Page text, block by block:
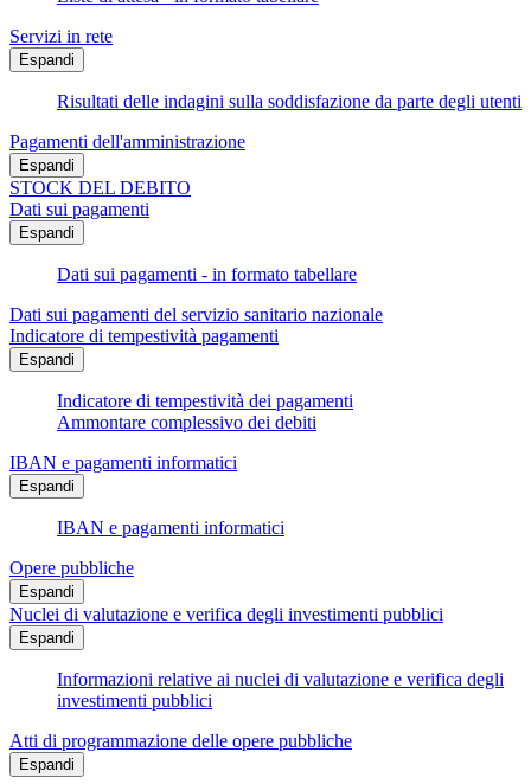
Servizi in rete
Espandi
Risultati delle indagini sulla soddisfazione da parte degli utenti
Pagamenti dell'amministrazione
Espandi
STOCK DEL DEBITO
Dati sui pagamenti
Espandi
Dati sui pagamenti - in formato tabellare
Dati sui pagamenti del servizio sanitario nazionale
Indicatore di tempestività pagamenti
Espandi
Indicatore di tempestività dei pagamenti
Ammontare complessivo dei debiti
IBAN e pagamenti informatici
Espandi
IBAN e pagamenti informatici
Opere pubbliche
Espandi
Nuclei di valutazione e verifica degli investimenti pubblici
Espandi
Informazioni relative ai nuclei di valutazione e verifica degli
investimenti pubblici
Atti di programmazione delle opere pubbliche
Espandi